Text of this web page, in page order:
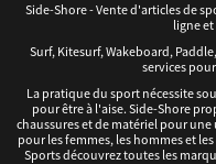
Side-Shore - Vente d'articles de
ligne
Surf, Kitesurf, Wakeboard,
services
La pratique du sport nécessite
pour être à l'aise. Side-Shore
chaussures et de matériel pour
pour les femmes, les hommes et
Sports découvrez toutes les